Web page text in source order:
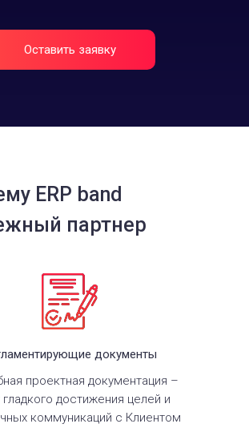
Оставить заявку
ERP band
партнер
проектная документация –
гладкого достижения целей и
коммуникаций с Клиентом
документы